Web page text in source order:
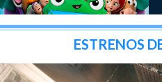
ESTRENOS